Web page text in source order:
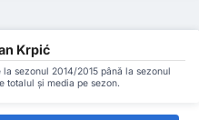
Krpić
sezonul 2014/2015 până la sezonul
totalul și media pe sezon.